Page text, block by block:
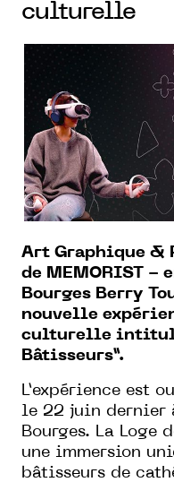
culturelle
Art Graphique &
de MEMORIST -
Bourges Berry
nouvelle
culturelle
Bâtisseurs”.
L’expérience est
le 22 juin dernier
Bourges. La Loge
une immersion
bâtisseurs de